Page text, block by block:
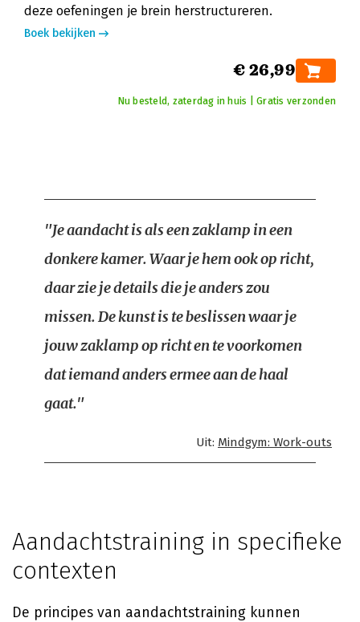
deze oefeningen je brein herstructureren.
Boek bekijken
€ 26,99
Nu besteld, zaterdag in huis | Gratis verzonden
"Je aandacht is als een zaklamp in een
donkere kamer. Waar je hem ook op richt,
daar zie je details die je anders zou
missen. De kunst is te beslissen waar je
jouw zaklamp op richt en te voorkomen
dat iemand anders ermee aan de haal
gaat."
Uit: Mindgym: Work-outs
Aandachtstraining in specifieke
contexten
De principes van aandachtstraining kunnen